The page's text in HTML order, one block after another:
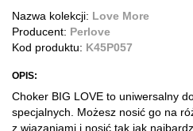
Nazwa kolekcji: Love More
Producent: Perlove
Kod produktu: K45P057
OPIS:
Choker BIG LOVE to uniwersalny
specjalnych. Możesz nosić go na
z wiązaniami i nosić tak jak